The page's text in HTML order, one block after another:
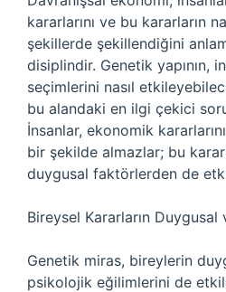
kararlarını ve bu kararların
şekillerde şekillendiğini
disiplindir. Genetik yapının,
seçimlerini nasıl
bu alandaki en ilgi çekici
İnsanlar, ekonomik
bir şekilde almazlar; bu
duygusal faktörlerden de
Bireysel Kararların
Genetik miras, bireylerin
psikolojik eğilimlerini de